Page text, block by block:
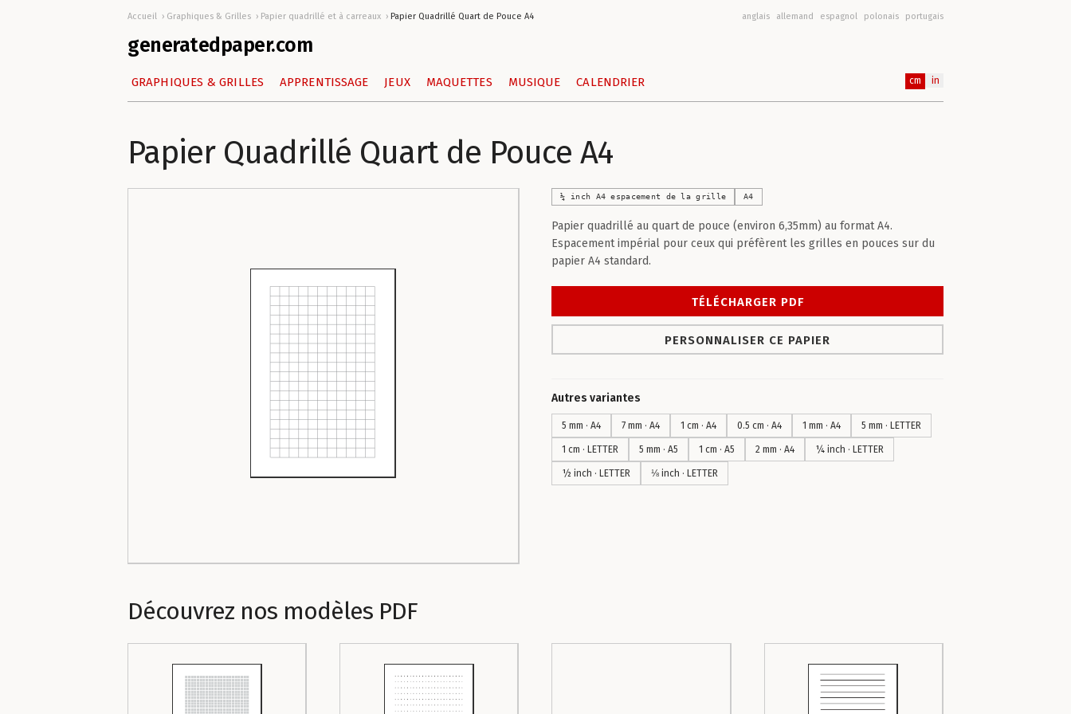
Accueil Graphiques & Grilles Papier quadrillé et à carreaux Papier Quadrillé Quart de Pouce A4 anglais allemand espagnol polonais portugais
generatedpaper.com
GRAPHIQUES & GRILLES APPRENTISSAGE JEUX MAQUETTES MUSIQUE CALENDRIER cm in
Papier Quadrillé Quart de Pouce A4
¼ inch A4 espacement de la grille A4
Papier quadrillé au quart de pouce (environ 6,35mm) au format A4.
Espacement impérial pour ceux qui préfèrent les grilles en pouces sur du
papier A4 standard.
TÉLÉCHARGER PDF
PERSONNALISER CE PAPIER
Autres variantes
5 mm · A4 7 mm · A4 1 cm · A4 0.5 cm · A4 1 mm · A4 5 mm · LETTER
1 cm · LETTER 5 mm · A5 1 cm · A5 2 mm · A4 ¼ inch · LETTER
½ inch · LETTER ⅛ inch · LETTER
Découvrez nos modèles PDF